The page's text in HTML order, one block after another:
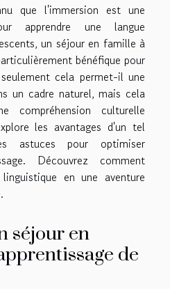
que l'immersion est une
apprendre une langue
un séjour en famille à
bénéfique pour
cela permet-il une
un cadre naturel, mais cela
compréhension culturelle
les avantages d'un tel
astuces pour optimiser
Découvrez comment
en une aventure
séjour en
de